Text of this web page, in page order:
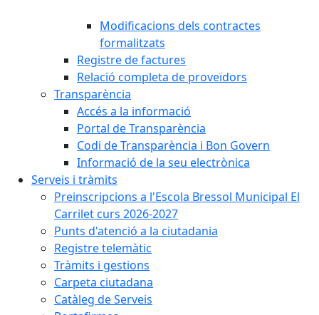
Modificacions dels contractes
formalitzats
Registre de factures
Relació completa de proveïdors
Transparència
Accés a la informació
Portal de Transparència
Codi de Transparència i Bon Govern
Informació de la seu electrònica
Serveis i tràmits
Preinscripcions a l'Escola Bressol Municipal El
Carrilet curs 2026-2027
Punts d'atenció a la ciutadania
Registre telemàtic
Tràmits i gestions
Carpeta ciutadana
Catàleg de Serveis